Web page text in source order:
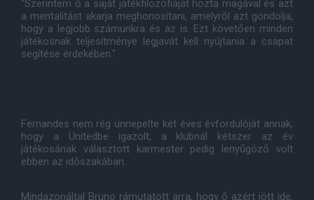
"Szerintem ő a saját játékfilozófiáját hozta magával és azt
a mentalitást akarja meghonosítani, amelyről azt gondolja,
hogy a legjobb számunkra és az is. Ezt követően minden
játékosnak teljesítménye legjavát kell nyújtania a csapat
segítése érdekében."
Fernandes nem rég ünnepelte két éves évfordulóját annak,
hogy a Unitedbe igazolt, a klubnál kétszer az év
játékosának választott karmester pedig lenyűgöző volt
ebben az időszakában.
Mindazonáltal Bruno rámutatott arra, hogy ő azért jött ide,